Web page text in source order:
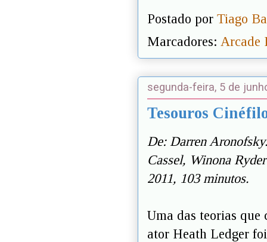
Postado por Tiago
Marcadores: Arcade
segunda-feira, 5 de
Tesouros
De: Darren
Cassel, Winona
2011, 103 minutos.
Uma das teorias
ator Heath Ledger